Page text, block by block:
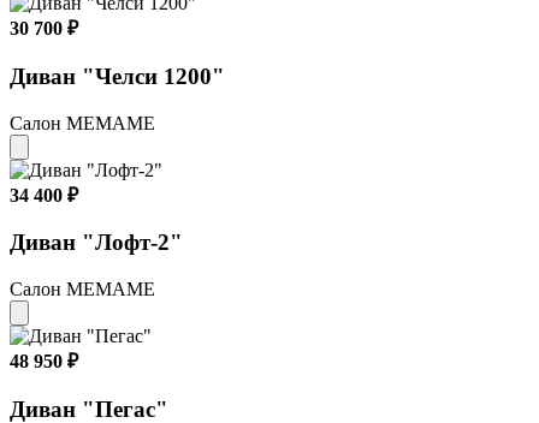
30 700 ₽
Диван "Челси 1200"
Салон МЕМАМЕ
34 400 ₽
Диван "Лофт-2"
Салон МЕМАМЕ
48 950 ₽
Диван "Пегас"